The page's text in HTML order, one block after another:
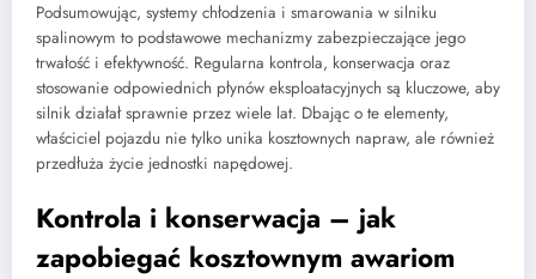
Podsumowując, systemy chłodzenia i smarowania w silniku
spalinowym to podstawowe mechanizmy zabezpieczające jego
trwałość i efektywność. Regularna kontrola, konserwacja oraz
stosowanie odpowiednich płynów eksploatacyjnych są kluczowe, aby
silnik działał sprawnie przez wiele lat. Dbając o te elementy,
właściciel pojazdu nie tylko unika kosztownych napraw, ale również
przedłuża życie jednostki napędowej.
Kontrola i konserwacja – jak
zapobiegać kosztownym awariom